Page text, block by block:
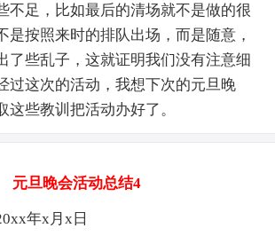
不足，比如最后的清场就不是做的很
是按照来时的排队出场，而是随意，
了些乱子，这就证明我们没有注意细
过这次的活动，我想下次的元旦晚
这些教训把活动办好了。
元旦晚会活动总结4
年x月x日